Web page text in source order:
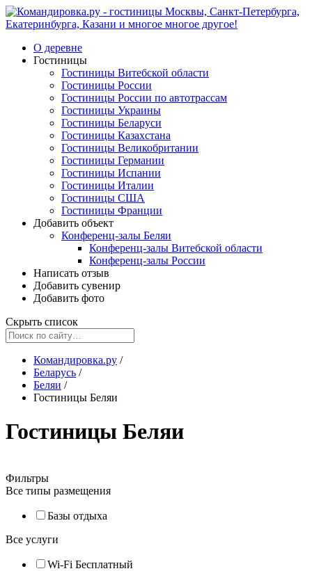
О деревне
Гостиницы
Гостиницы Витебской области
Гостиницы России
Гостиницы России по автотрассам
Гостиницы Украины
Гостиницы Беларуси
Гостиницы Казахстана
Гостиницы Великобритании
Гостиницы Германии
Гостиницы Испании
Гостиницы Италии
Гостиницы США
Гостиницы Франции
Добавить объект
Конференц-залы Беляи
Конференц-залы Витебской области
Конференц-залы России
Написать отзыв
Добавить сувенир
Добавить фото
Скрыть список
Командировка.ру /
Беларусь /
Беляи /
Гостиницы Беляи
Гостиницы Беляи
Фильтры
Все типы размещения
Базы отдыха
Все услуги
Wi-Fi Бесплатный